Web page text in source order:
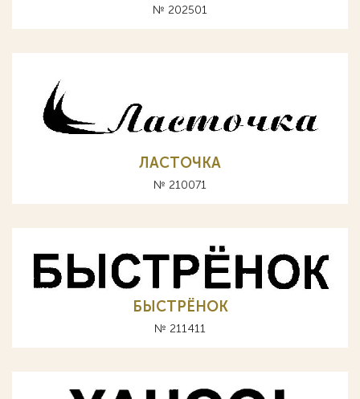
№ 202501
ЛАСТОЧКА
№ 210071
БЫСТРЁНОК
№ 211411